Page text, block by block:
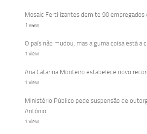
Mosaic Fertilizantes demite 90 empregados
1 view
O país não mudou, mas alguma coisa está a
1 view
Ana Catarina Monteiro estabelece novo
1 view
Ministério Público pede suspensão de
Antônio
1 view